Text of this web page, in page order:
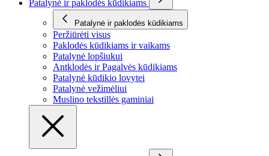
Patalynė ir paklodės kūdikiams
Patalynė ir paklodės kūdikiams
Peržiūrėti visus
Paklodės kūdikiams ir vaikams
Patalynė lopšiukui
Antklodės ir Pagalvės kūdikiams
Patalynė kūdikio lovytei
Patalynė vežimėliui
Muslino tekstillės gaminiai